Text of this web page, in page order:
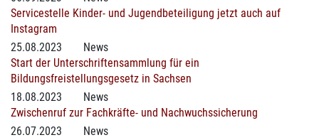
Servicestelle Kinder- und Jugendbeteiligung jetzt auch auf
Instagram
25.08.2023
News
Start der Unterschriftensammlung für ein
Bildungsfreistellungsgesetz in Sachsen
18.08.2023
News
Zwischenruf zur Fachkräfte- und Nachwuchssicherung
26.07.2023
News